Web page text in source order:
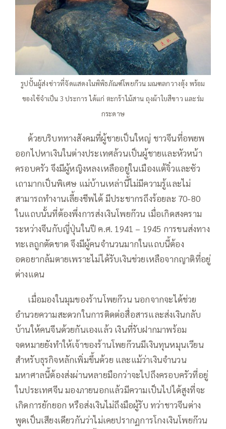
รูปปั้นผู้ส่งข่าวที่จัดแสดงในพิพิธภัณฑ์โพยก๊วน มณฑลกวางตุ้ง พร้อม
ของใช้จำเป็น 3 ประการ ได้แก่ ตะกร้าไม้สาน ถุงผ้าใบสีขาว และร่ม
กระดาษ
—–ด้วยบริบททางสังคมที่ผู้ชายเป็นใหญ่ ชาวจีนที่อพยพ
ออกไปหาเงินในต่างประเทศล้วนเป็นผู้ชายและหัวหน้า
ครอบครัว จึงมีผู้หญิงหลงเหลืออยู่ในเมืองแต้จิ๋วและซัว
เถามากเป็นพิเศษ แม่บ้านเหล่านี้ไม่มีความรู้และไม่
สามารถทำงานเลี้ยงชีพได้ มีประชากรถึงร้อยละ 70-80
ในแถบนั้นที่ต้องพึ่งการส่งเงินโพยก๊วน เมื่อเกิดสงคราม
ระหว่างจีนกับญี่ปุ่นในปี ค.ศ. 1941 – 1945 การขนส่งทาง
ทะเลถูกตัดขาด จึงมีผู้คนจำนวนมากในแถบนี้ต้อง
อดอยากล้มตายเพราะไม่ได้รับเงินช่วยเหลือจากญาติที่อยู่
ต่างแดน
เมื่อมองในมุมของร้านโพยก๊วน นอกจากจะได้ช่วย
อำนวยความสะดวกในการติดต่อสื่อสารและส่งเงินกลับ
บ้านให้คนจีนด้วยกันเองแล้ว เงินที่รับฝากมาพร้อม
จดหมายยังทำให้เจ้าของร้านโพยก๊วนมีเงินทุนหมุนเวียน
สำหรับธุรกิจหลักเพิ่มขึ้นด้วย และแม้ว่าเงินจำนวน
มหาศาลนี้ต้องส่งผ่านหลายมือกว่าจะไปถึงครอบครัวที่อยู่
ในประเทศจีน มองภายนอกแล้วมีความเป็นไปได้สูงที่จะ
เกิดการยักยอก หรือส่งเงินไม่ถึงมือผู้รับ ทว่าชาวจีนต่าง
พูดเป็นเสียงเดียวกันว่าไม่เคยปรากฏการโกงเงินโพยก๊วน